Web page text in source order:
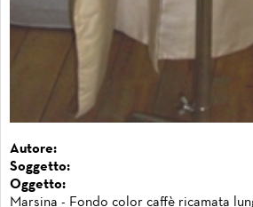
Autore:
Soggetto:
Oggetto:
Marsina - Fondo color caffè ricamata